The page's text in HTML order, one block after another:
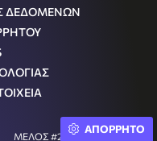
ΔΕΔΟΜΕΝΩΝ
ΜΕΛΟΣ #242054
ΑΠΟΡΡΗΤΟ